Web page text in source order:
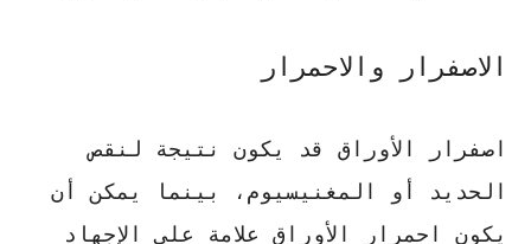
الاصفرار والاحمرار
اصفرار الأوراق قد يكون نتيجة لنقص
الحديد أو المغنيسيوم، بينما يمكن أن
يكون احمرار الأوراق علامة على الإجهاد